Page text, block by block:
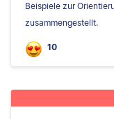
Beispiele zur
zusammengestellt.
10